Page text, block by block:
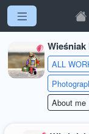
Wieśniak
ALL
About me